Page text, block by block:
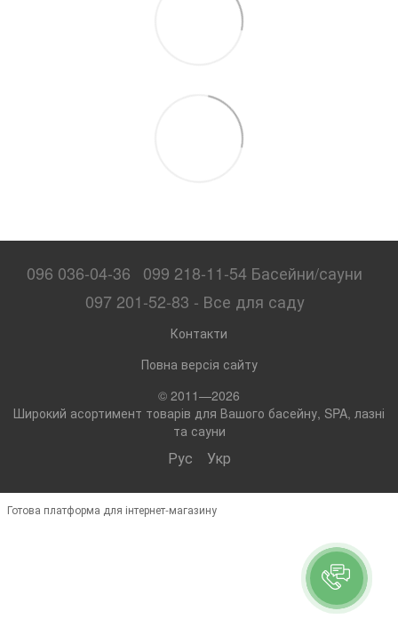
096 036-04-36
099 218-11-54 Басейни/сауни
097 201-52-83 - Все для саду
Контакти
Повна версія сайту
© 2011—2026
Широкий асортимент товарів для Вашого басейну, SPA, лазні
та сауни
Рус Укр
Готова платформа для інтернет-магазину